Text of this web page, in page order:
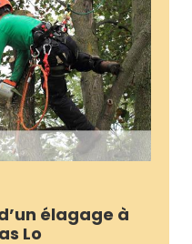
élagage à
Lo